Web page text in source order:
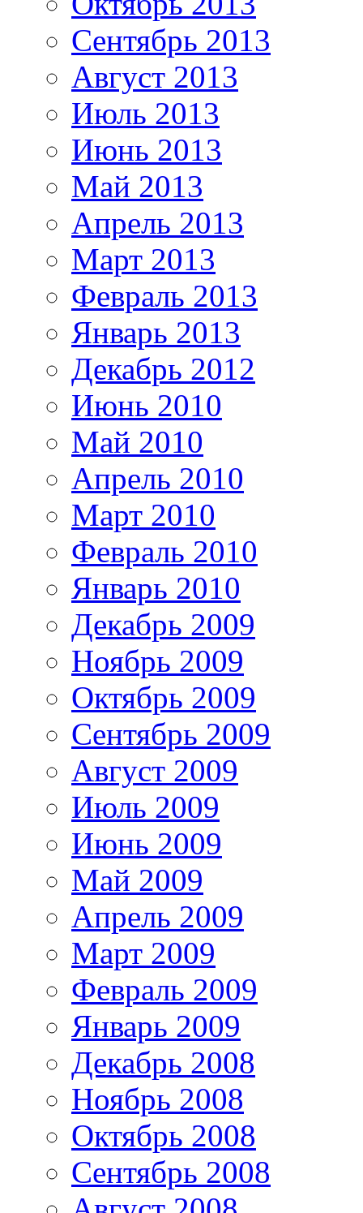
Сентябрь 2013
Август 2013
Июль 2013
Июнь 2013
Май 2013
Апрель 2013
Март 2013
Февраль 2013
Январь 2013
Декабрь 2012
Июнь 2010
Май 2010
Апрель 2010
Март 2010
Февраль 2010
Январь 2010
Декабрь 2009
Ноябрь 2009
Октябрь 2009
Сентябрь 2009
Август 2009
Июль 2009
Июнь 2009
Май 2009
Апрель 2009
Март 2009
Февраль 2009
Январь 2009
Декабрь 2008
Ноябрь 2008
Октябрь 2008
Сентябрь 2008